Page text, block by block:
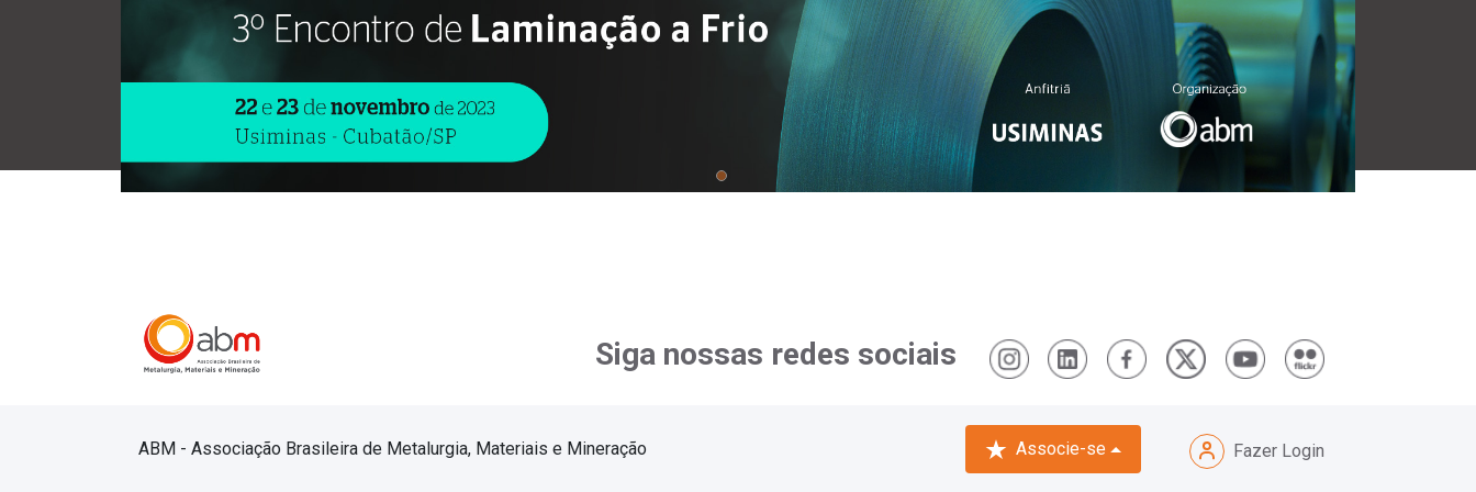
Siga nossas redes sociais
ABM - Associação Brasileira de Metalurgia, Materiais e Mineração Associe-se Fazer Login